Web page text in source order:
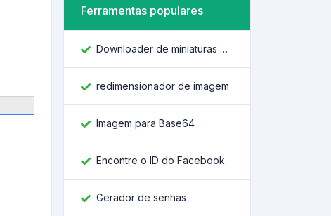
Ferramentas populares
Downloader de miniaturas do YouTube
redimensionador de imagem
Imagem para Base64
Encontre o ID do Facebook
Gerador de senhas